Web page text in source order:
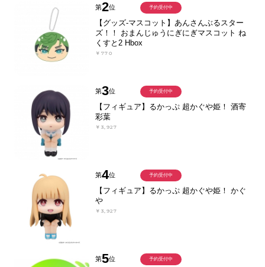
第2位
【グッズ-マスコット】あんさんぶるスター
ズ！！ おまんじゅうにぎにぎマスコット ね
くすと2 Hbox
￥770
予約受付中
第3位
【フィギュア】るかっぷ 超かぐや姫！ 酒寄
彩葉
￥3,927
予約受付中
第4位
【フィギュア】るかっぷ 超かぐや姫！ かぐ
や
￥3,927
予約受付中
第5位 予約受付中